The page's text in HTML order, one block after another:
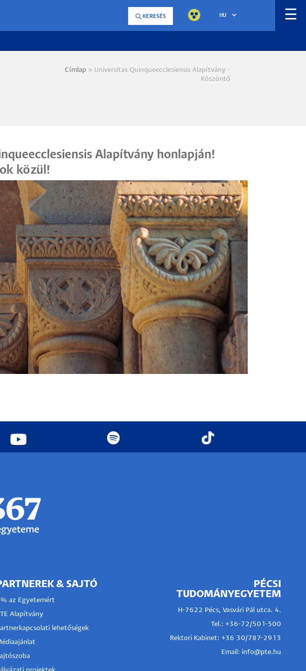
KERESÉS HU ☰
Morzsa
Címlap
Universitas Quinqueecclesiensis Alapítvány -
Köszöntő
Alapítvány honlapján!
közül!
& SAJTÓ
az Egyetemért
Alapítvány
lehetőségek
PÉCSI
TUDOMÁNYEGYETEM
H-7622 Pécs, Vasvári Pál utca. 4.
Tel.: +36-72/501-500
Rektori Kabinet: +36 30/787-2913
Email: info@pte.hu